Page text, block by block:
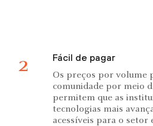
2 Fácil de pagar
Os preços por volume
comunidade por meio
permitem que as
tecnologias mais
acessíveis para o setor